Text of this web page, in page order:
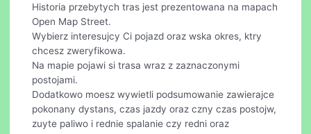
Historia przebytych tras jest prezentowana na mapach
Open Map Street.
Wybierz interesujcy Ci pojazd oraz wska okres, ktry
chcesz zweryfikowa.
Na mapie pojawi si trasa wraz z zaznaczonymi
postojami.
Dodatkowo moesz wywietli podsumowanie zawierajce
pokonany dystans, czas jazdy oraz czny czas postojw,
zuyte paliwo i rednie spalanie czy redni oraz